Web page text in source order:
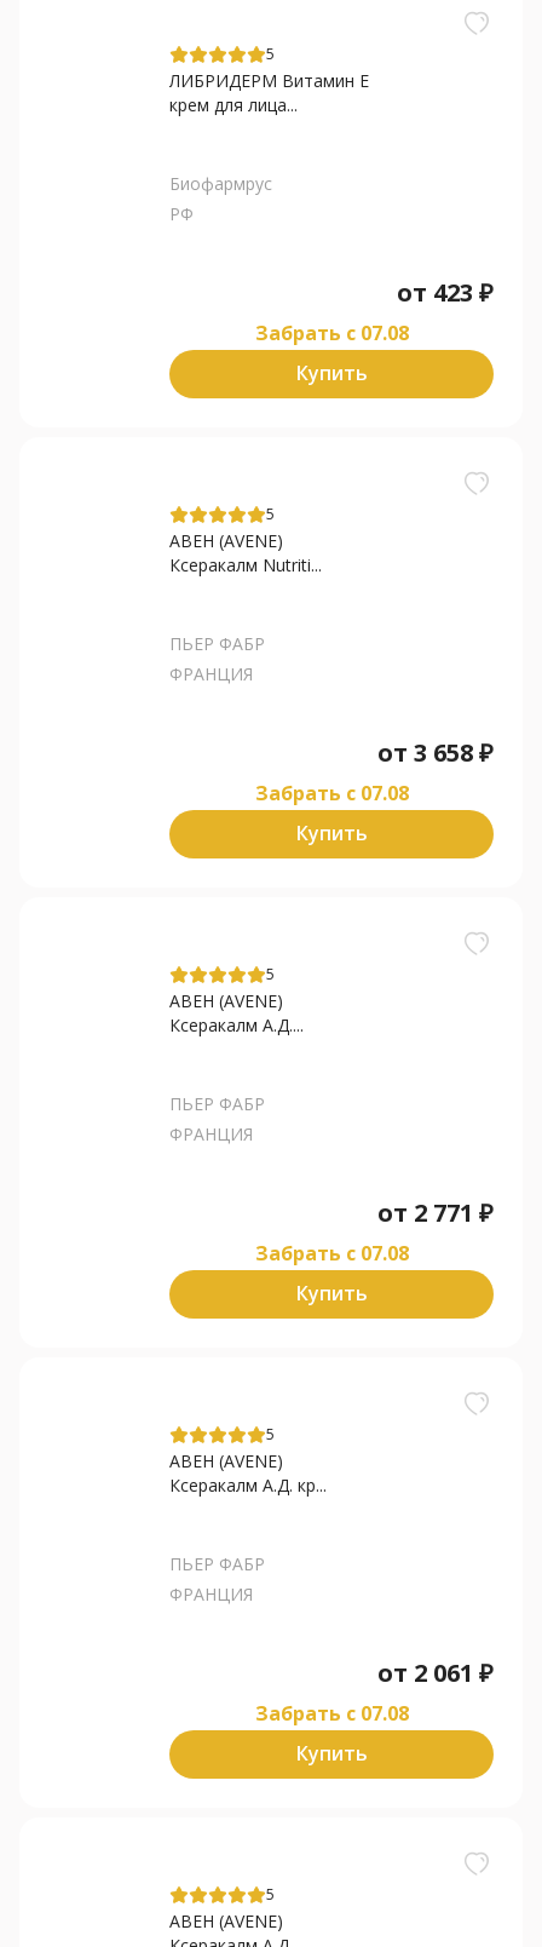
5
ЛИБРИДЕРМ Витамин Е
крем для лица...
Биофармрус
РФ
от 423 ₽
Забрать c 07.08
Купить
5
АВЕН (AVENE)
Ксеракалм Nutriti...
ПЬЕР ФАБР
ФРАНЦИЯ
от 3 658₽
Забрать c 07.08
Купить
5
АВЕН (AVENE)
Ксеракалм А.Д....
ПЬЕР ФАБР
ФРАНЦИЯ
от 2 771 ₽
Забрать c 07.08
Купить
5
АВЕН (AVENE)
Ксеракалм А.Д. кр...
ПЬЕР ФАБР
ФРАНЦИЯ
от 2 061 ₽
Забрать c 07.08
Купить
5
АВЕН (AVENE)